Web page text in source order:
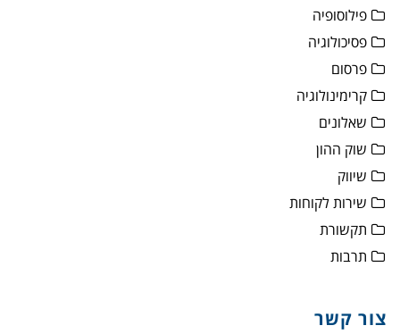
פילוסופיה
פסיכולוגיה
פרסום
קרימינולוגיה
שאלונים
שוק ההון
שיווק
שירות לקוחות
תקשורת
תרבות
צור קשר